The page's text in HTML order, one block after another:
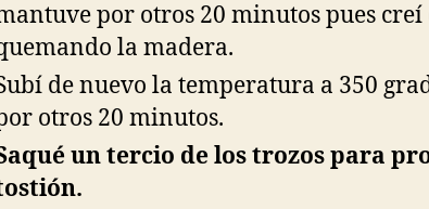
por otros 20 minutos pues creí
la madera.
de nuevo la temperatura a 350
otros 20 minutos.
un tercio de los trozos para